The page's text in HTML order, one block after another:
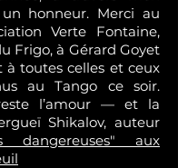
un honneur. Merci au
Verte Fontaine,
Frigo, à Gérard Goyet
à toutes celles et ceux
au Tango ce soir.
l’amour — et la
Shikalov, auteur
dangereuses" aux